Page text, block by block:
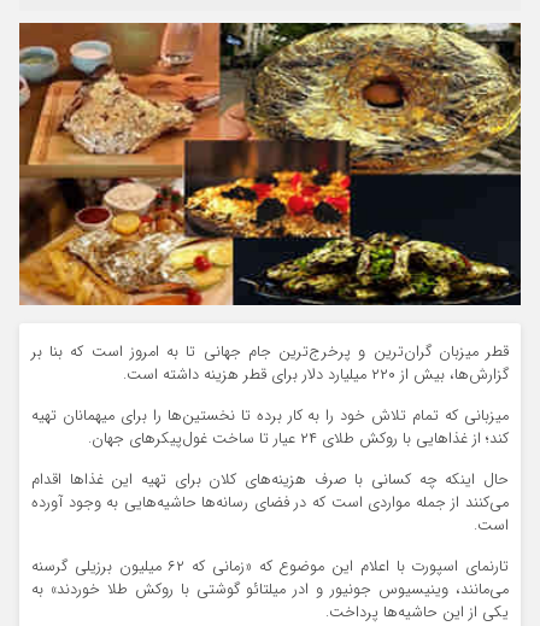
قطر میزبان گران‌ترین و پرخرج‌ترین جام جهانی تا به امروز است که بنا بر
گزارش‌ها، بیش از ۲۲۰ میلیارد دلار برای قطر هزینه داشته است.
میزبانی که تمام تلاش خود را به کار برده تا نخستین‌ها را برای میهمانان تهیه
کند؛ از غذاهایی با روکش طلای ۲۴ عیار تا ساخت غول‌پیکرهای جهان.
حال اینکه چه کسانی با صرف هزینه‌های کلان برای تهیه این غذاها اقدام
می‌کنند از جمله مواردی است که در فضای رسانه‌ها حاشیه‌هایی به وجود آورده
است.
تارنمای اسپورت با اعلام این موضوع که «زمانی که ۶۲ میلیون برزیلی گرسنه
می‌مانند، وینیسیوس جونیور و ادر میلتائو گوشتی با روکش طلا خوردند» به
یکی از این حاشیه‌ها پرداخت.